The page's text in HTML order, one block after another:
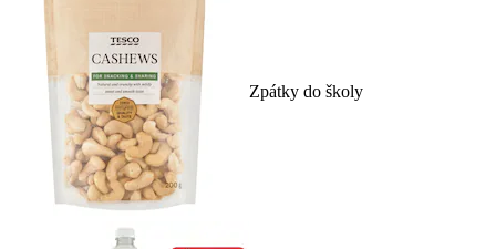
Zpátky do školy